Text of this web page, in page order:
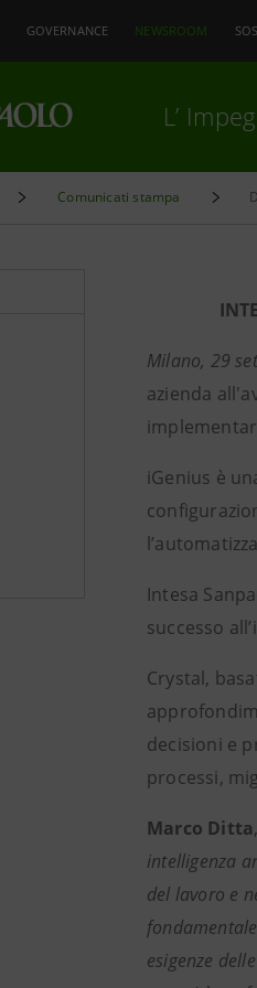
GOVERNANCE NEWSROOM
L’
Comunicati stampa
Milano, 29
azienda
iGenius è
Intesa
successo
Crystal,
decisioni e
processi,
Marco Ditta
intelligenza
del lavoro e
esigenze